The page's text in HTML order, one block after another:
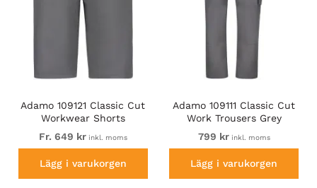
Adamo 109121 Classic Cut
Workwear Shorts
Graphite Grey
Fr. 649 krinkl. moms
Lägg i varukorgen
Adamo 109111 Classic Cut
Work Trousers Grey
799 krinkl. moms
Lägg i varukorgen